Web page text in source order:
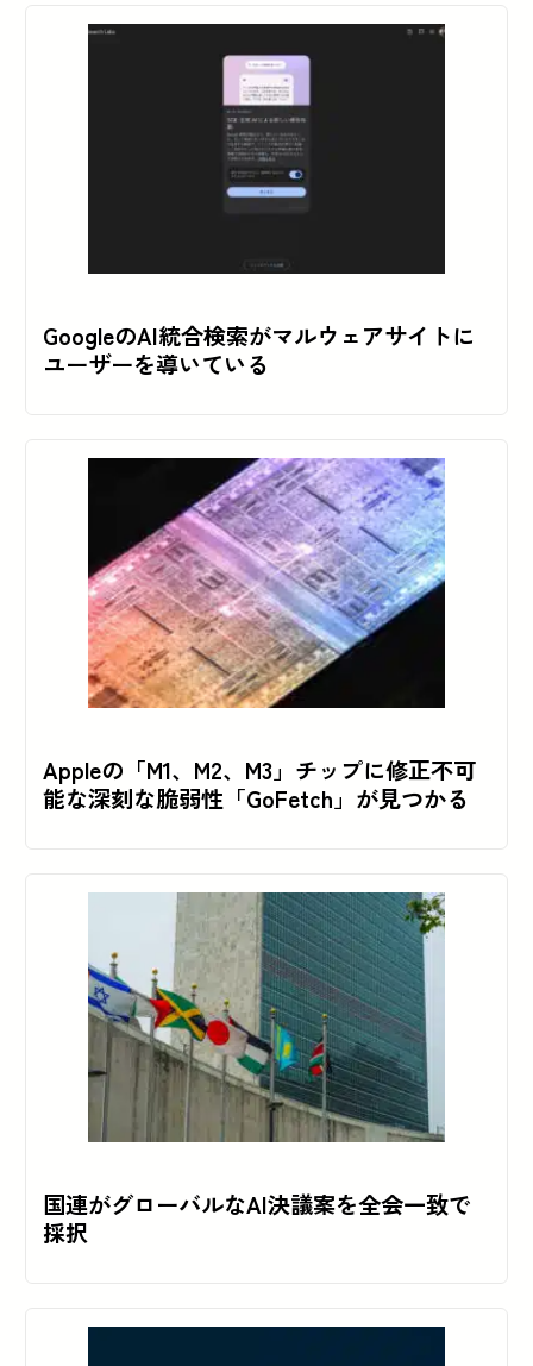
GoogleのAI統合検索がマルウェアサイトに
ユーザーを導いている
Appleの「M1、M2、M3」チップに修正不可
能な深刻な脆弱性「GoFetch」が見つかる
国連がグローバルなAI決議案を全会一致で
採択